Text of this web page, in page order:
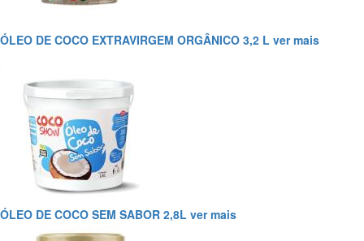
ÓLEO DE COCO EXTRAVIRGEM ORGÂNICO 3,2 L ver mais
ÓLEO DE COCO SEM SABOR 2,8L ver mais